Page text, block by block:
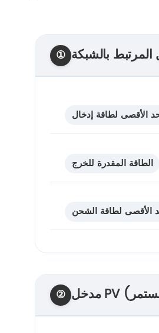
① المرتبط بالشبكة
الطاقة المقدرة للخرج
الأقصى لطاقة الشحن
②